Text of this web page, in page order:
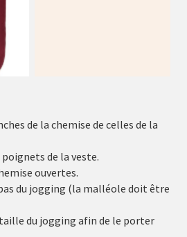
de la chemise de celles de la
de la veste.
ouvertes.
du jogging (la malléole doit être
du jogging afin de le porter